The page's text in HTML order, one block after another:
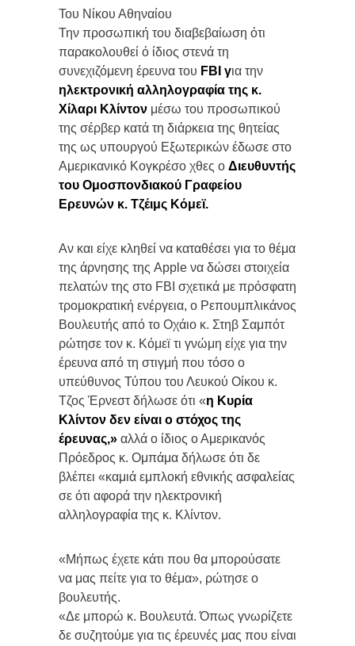
Του Νίκου Αθηναίου
Την προσωπική του διαβεβαίωση ότι
παρακολουθεί ό ίδιος στενά τη
συνεχιζόμενη έρευνα του FBI για την
ηλεκτρονική αλληλογραφία της κ.
Χίλαρι Κλίντον μέσω του προσωπικού
της σέρβερ κατά τη διάρκεια της θητείας
της ως υπουργού Εξωτερικών έδωσε στο
Αμερικανικό Κογκρέσο χθες ο Διευθυντής
του Ομοσπονδιακού Γραφείου
Ερευνών κ. Τζέιμς Κόμεϊ.
Αν και είχε κληθεί να καταθέσει για το θέμα
της άρνησης της Apple να δώσει στοιχεία
πελατών της στο FBI σχετικά με πρόσφατη
τρομοκρατική ενέργεια, ο Ρεπουμπλικάνος
Βουλευτής από το Οχάιο κ. Στηβ Σαμπότ
ρώτησε τον κ. Κόμεϊ τι γνώμη είχε για την
έρευνα από τη στιγμή που τόσο ο
υπεύθυνος Τύπου του Λευκού Οίκου κ.
Τζος Έρνεστ δήλωσε ότι «η Κυρία
Κλίντον δεν είναι ο στόχος της
έρευνας,» αλλά ο ίδιος ο Αμερικανός
Πρόεδρος κ. Ομπάμα δήλωσε ότι δε
βλέπει «καμιά εμπλοκή εθνικής ασφαλείας
σε ότι αφορά την ηλεκτρονική
αλληλογραφία της κ. Κλίντον.
«Μήπως έχετε κάτι που θα μπορούσατε
να μας πείτε για το θέμα», ρώτησε ο
βουλευτής.
«Δε μπορώ κ. Βουλευτά. Όπως γνωρίζετε
δε συζητούμε για τις έρευνές μας που είναι